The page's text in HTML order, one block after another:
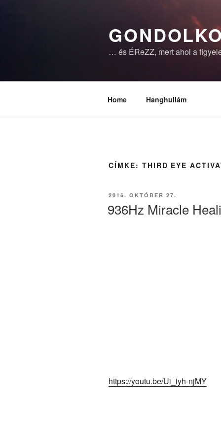
… és ÉReZZ, mert ahol a
Home Hanghullám
CÍMKE: THIRD EYE
BEKÜLDVE:
2016. OKTÓBER 27.
936Hz Miracle
https://youtu.be/Ui_iyh-njMY